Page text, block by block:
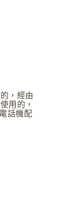
，經由
用的，
話機配